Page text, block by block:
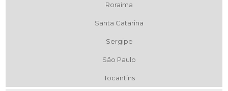
Roraima
Santa Catarina
Sergipe
São Paulo
Tocantins